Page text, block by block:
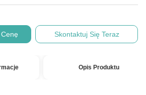
Skontaktuj Się Teraz
Opis Produktu